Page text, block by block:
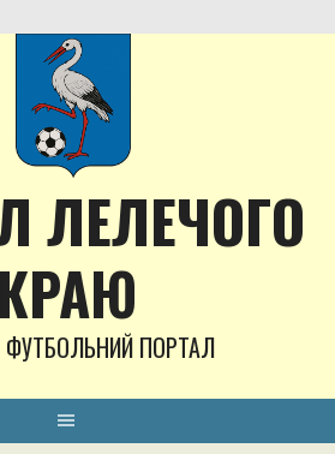
ЛЕЛЕЧОГО
КРАЮ
ФУТБОЛЬНИЙ ПОРТАЛ